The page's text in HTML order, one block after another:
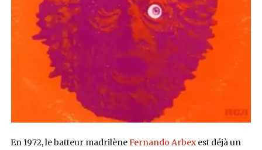
En 1972, le batteur madrilèneFernando Arbexest déjà un